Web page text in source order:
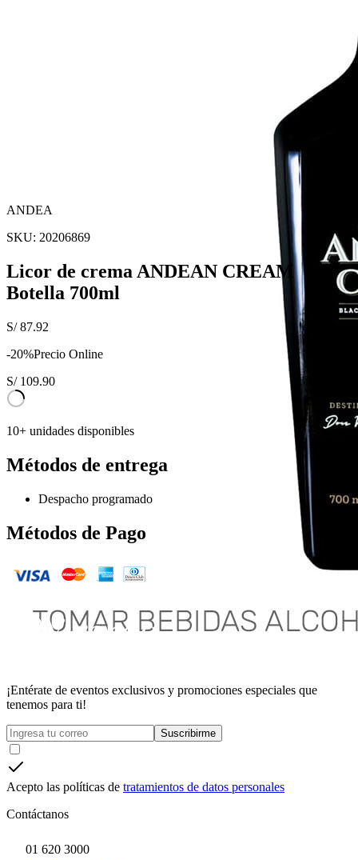
ANDEA
SKU: 20206869
Licor de crema ANDEAN CREAM
Botella 700ml
S/87.92
-20%Precio Online
S/ 109.90
10+ unidades disponibles
Métodos de entrega
Despacho programado
Métodos de Pago
¡Entérate de eventos exclusivos y promociones especiales que
tenemos para ti!
Suscribirme
Acepto las políticas de tratamientos de datos personales
Contáctanos
01 620 3000